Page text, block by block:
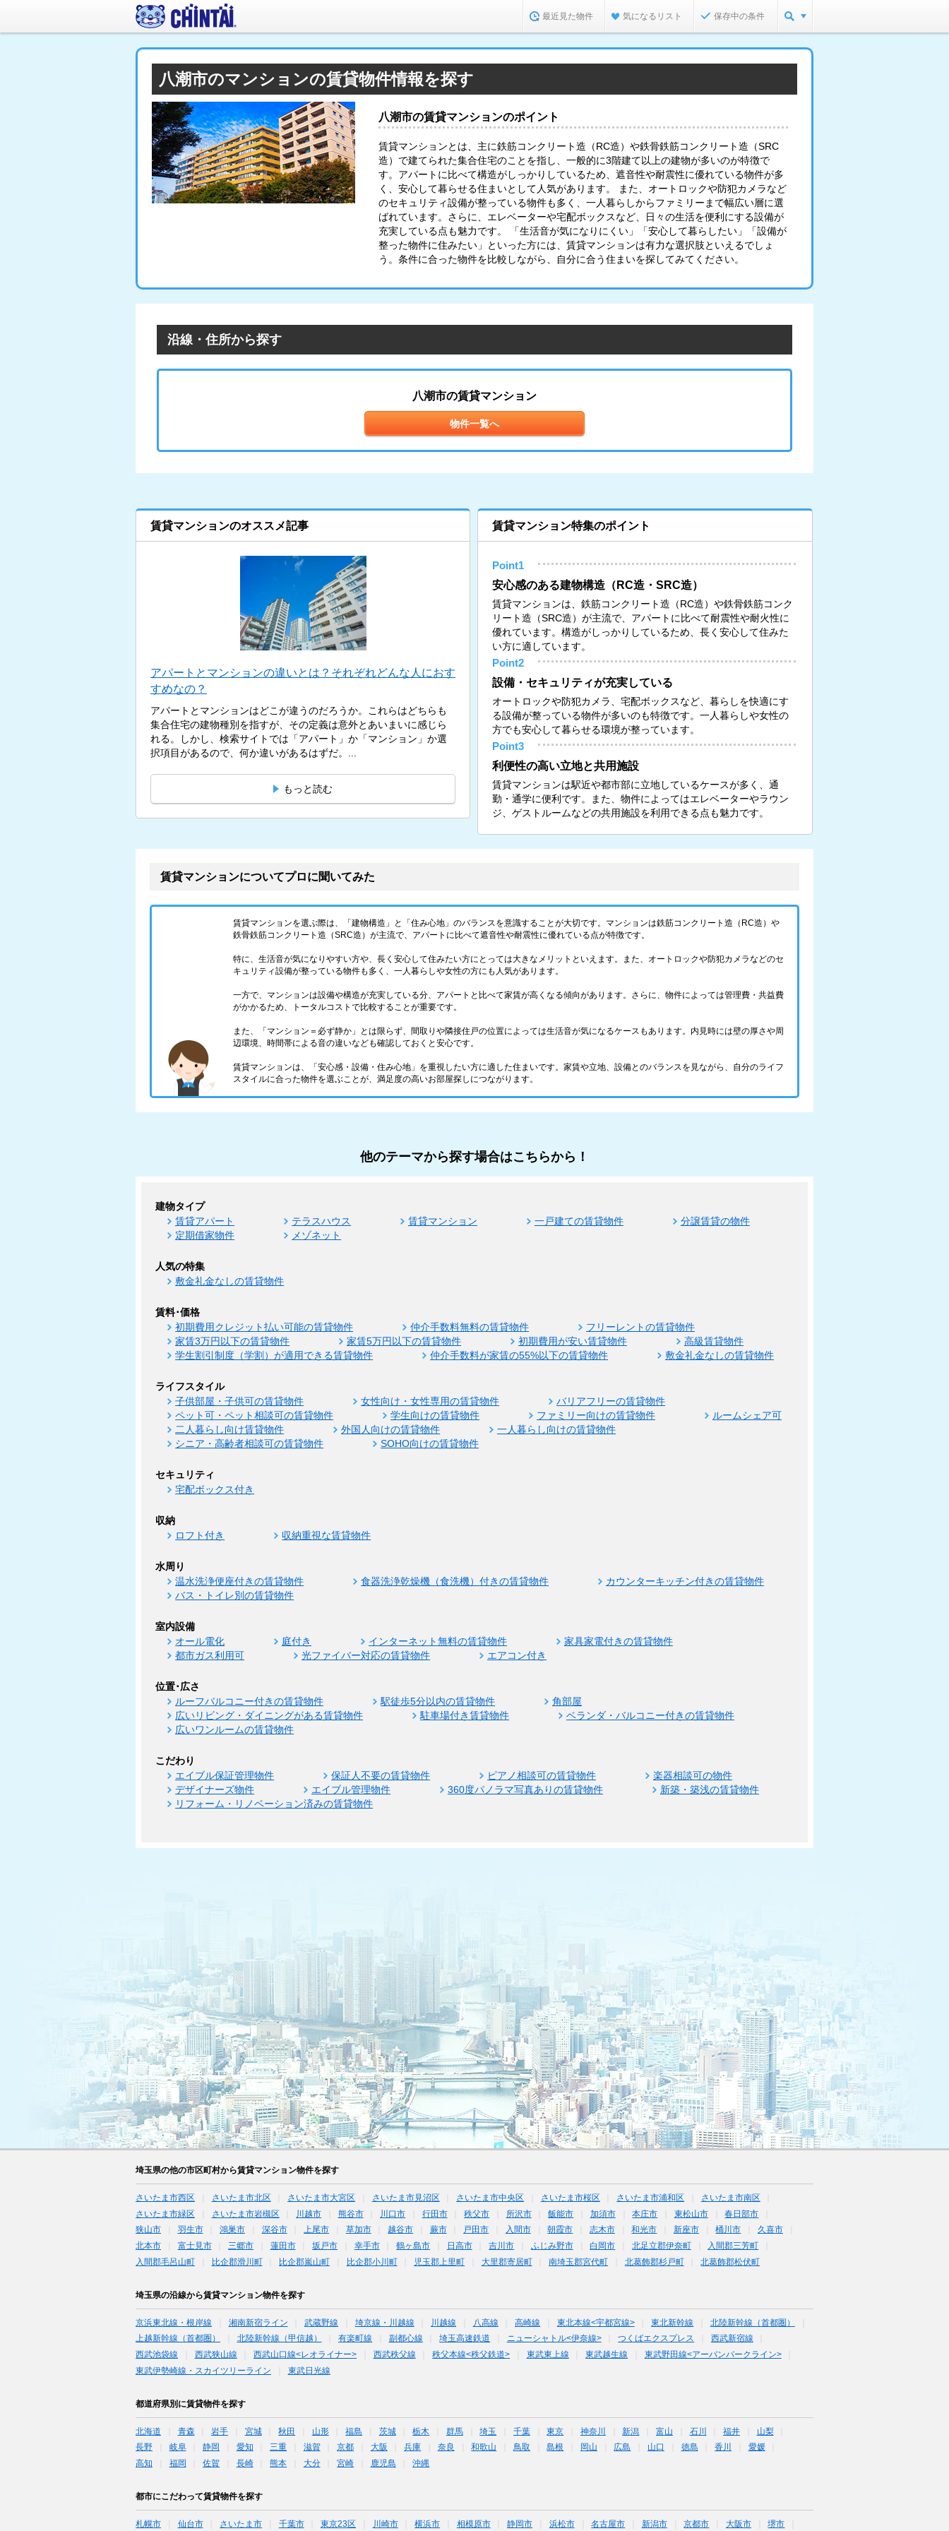
最近見た物件 気になるリスト 保存中の条件
八潮市のマンションの賃貸物件情報を探す
八潮市の賃貸マンションのポイント
賃貸マンションとは、主に鉄筋コンクリート造（RC造）や鉄骨鉄筋コンクリート造（SRC
造）で建てられた集合住宅のことを指し、一般的に3階建て以上の建物が多いのが特徴で
す。アパートに比べて構造がしっかりしているため、遮音性や耐震性に優れている物件が多
く、安心して暮らせる住まいとして人気があります。 また、オートロックや防犯カメラなど
のセキュリティ設備が整っている物件も多く、一人暮らしからファミリーまで幅広い層に選
ばれています。さらに、エレベーターや宅配ボックスなど、日々の生活を便利にする設備が
充実している点も魅力です。 「生活音が気になりにくい」「安心して暮らしたい」「設備が
整った物件に住みたい」といった方には、賃貸マンションは有力な選択肢といえるでしょ
う。条件に合った物件を比較しながら、自分に合う住まいを探してみてください。
沿線・住所から探す
八潮市の賃貸マンション
物件一覧へ
賃貸マンションのオススメ記事
アパートとマンションの違いとは？それぞれどんな人におす
すめなの？
アパートとマンションはどこが違うのだろうか。これらはどちらも
集合住宅の建物種別を指すが、その定義は意外とあいまいに感じら
れる。しかし、検索サイトでは「アパート」か「マンション」か選
択項目があるので、何か違いがあるはずだ。...
もっと読む
賃貸マンション特集のポイント
Point1
安心感のある建物構造（RC造・SRC造）
賃貸マンションは、鉄筋コンクリート造（RC造）や鉄骨鉄筋コンク
リート造（SRC造）が主流で、アパートに比べて耐震性や耐火性に
優れています。構造がしっかりしているため、長く安心して住みた
い方に適しています。
Point2
設備・セキュリティが充実している
オートロックや防犯カメラ、宅配ボックスなど、暮らしを快適にす
る設備が整っている物件が多いのも特徴です。一人暮らしや女性の
方でも安心して暮らせる環境が整っています。
Point3
利便性の高い立地と共用施設
賃貸マンションは駅近や都市部に立地しているケースが多く、通
勤・通学に便利です。また、物件によってはエレベーターやラウン
ジ、ゲストルームなどの共用施設を利用できる点も魅力です。
賃貸マンションについてプロに聞いてみた
賃貸マンションを選ぶ際は、「建物構造」と「住み心地」のバランスを意識することが大切です。マンションは鉄筋コンクリート造（RC造）や
鉄骨鉄筋コンクリート造（SRC造）が主流で、アパートに比べて遮音性や耐震性に優れている点が特徴です。
特に、生活音が気になりやすい方や、長く安心して住みたい方にとっては大きなメリットといえます。また、オートロックや防犯カメラなどのセ
キュリティ設備が整っている物件も多く、一人暮らしや女性の方にも人気があります。
一方で、マンションは設備や構造が充実している分、アパートと比べて家賃が高くなる傾向があります。さらに、物件によっては管理費・共益費
がかかるため、トータルコストで比較することが重要です。
また、「マンション＝必ず静か」とは限らず、間取りや隣接住戸の位置によっては生活音が気になるケースもあります。内見時には壁の厚さや周
辺環境、時間帯による音の違いなども確認しておくと安心です。
賃貸マンションは、「安心感・設備・住み心地」を重視したい方に適した住まいです。家賃や立地、設備とのバランスを見ながら、自分のライフ
スタイルに合った物件を選ぶことが、満足度の高いお部屋探しにつながります。
他のテーマから探す場合はこちらから！
建物タイプ
賃貸アパート テラスハウス 賃貸マンション 一戸建ての賃貸物件
分譲賃貸の物件
定期借家物件
メゾネット
人気の特集
敷金礼金なしの賃貸物件
賃料･価格
初期費用クレジット払い可能の賃貸物件 仲介手数料無料の賃貸物件
フリーレントの賃貸物件
家賃3万円以下の賃貸物件
家賃5万円以下の賃貸物件 初期費用が安い賃貸物件
高級賃貸物件
学生割引制度（学割）が適用できる賃貸物件
仲介手数料が家賃の55%以下の賃貸物件 敷金礼金なしの賃貸物件
ライフスタイル
子供部屋・子供可の賃貸物件 女性向け・女性専用の賃貸物件
バリアフリーの賃貸物件
ペット可・ペット相談可の賃貸物件
学生向けの賃貸物件 ファミリー向けの賃貸物件
ルームシェア可
二人暮らし向け賃貸物件
外国人向けの賃貸物件
一人暮らし向けの賃貸物件
シニア・高齢者相談可の賃貸物件
SOHO向けの賃貸物件
セキュリティ
宅配ボックス付き
収納
ロフト付き 収納重視な賃貸物件
水周り
温水洗浄便座付きの賃貸物件 食器洗浄乾燥機（食洗機）付きの賃貸物件
カウンターキッチン付きの賃貸物件
バス・トイレ別の賃貸物件
室内設備
オール電化 庭付き インターネット無料の賃貸物件
家具家電付きの賃貸物件
都市ガス利用可
光ファイバー対応の賃貸物件 エアコン付き
位置･広さ
ルーフバルコニー付きの賃貸物件 駅徒歩5分以内の賃貸物件
角部屋
広いリビング・ダイニングがある賃貸物件
駐車場付き賃貸物件
ベランダ・バルコニー付きの賃貸物件
広いワンルームの賃貸物件
こだわり
エイブル保証管理物件 保証人不要の賃貸物件 ピアノ相談可の賃貸物件
楽器相談可の物件
デザイナーズ物件
エイブル管理物件 360度パノラマ写真ありの賃貸物件
新築・築浅の賃貸物件
リフォーム・リノベーション済みの賃貸物件
埼玉県の他の市区町村から賃貸マンション物件を探す
さいたま市西区 さいたま市北区 さいたま市大宮区 さいたま市見沼区 さいたま市中央区 さいたま市桜区 さいたま市浦和区
さいたま市南区
さいたま市緑区
さいたま市岩槻区 川越市 熊谷市 川口市 行田市 秩父市 所沢市 飯能市 加須市 本庄市 東松山市
春日部市
狭山市
羽生市 鴻巣市 深谷市 上尾市 草加市 越谷市 蕨市 戸田市 入間市 朝霞市 志木市 和光市 新座市 桶川市
久喜市
北本市
富士見市 三郷市 蓮田市 坂戸市 幸手市 鶴ヶ島市 日高市 吉川市 ふじみ野市 白岡市 北足立郡伊奈町
入間郡三芳町
入間郡毛呂山町
比企郡滑川町 比企郡嵐山町 比企郡小川町 児玉郡上里町 大里郡寄居町 南埼玉郡宮代町 北葛飾郡杉戸町 北葛飾郡松伏町
埼玉県の沿線から賃貸マンション物件を探す
京浜東北線・根岸線 湘南新宿ライン 武蔵野線 埼京線・川越線 川越線 八高線 高崎線 東北本線<宇都宮線> 東北新幹線
北陸新幹線（首都圏）
上越新幹線（首都圏）
北陸新幹線（甲信越） 有楽町線 副都心線 埼玉高速鉄道 ニューシャトル<伊奈線> つくばエクスプレス
西武新宿線
西武池袋線
西武狭山線 西武山口線<レオライナー> 西武秩父線 秩父本線<秩父鉄道> 東武東上線 東武越生線
東武野田線<アーバンパークライン>
東武伊勢崎線・スカイツリーライン
東武日光線
都道府県別に賃貸物件を探す
北海道 青森 岩手 宮城 秋田 山形 福島 茨城 栃木 群馬 埼玉 千葉 東京 神奈川 新潟 富山 石川 福井
山梨
長野
岐阜 静岡 愛知 三重 滋賀 京都 大阪 兵庫 奈良 和歌山 鳥取 島根 岡山 広島 山口 徳島 香川
愛媛
高知
福岡 佐賀 長崎 熊本 大分 宮崎 鹿児島 沖縄
都市にこだわって賃貸物件を探す
札幌市 仙台市 さいたま市 千葉市 東京23区 川崎市 横浜市 相模原市 静岡市 浜松市 名古屋市 新潟市 京都市 大阪市 堺市